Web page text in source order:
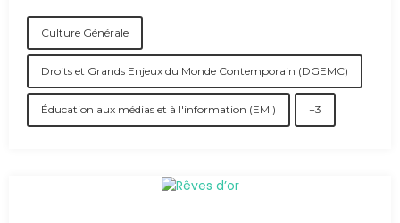
Culture Générale
Droits et Grands Enjeux du Monde Contemporain (DGEMC)
Éducation aux médias et à l'information (EMI) +3